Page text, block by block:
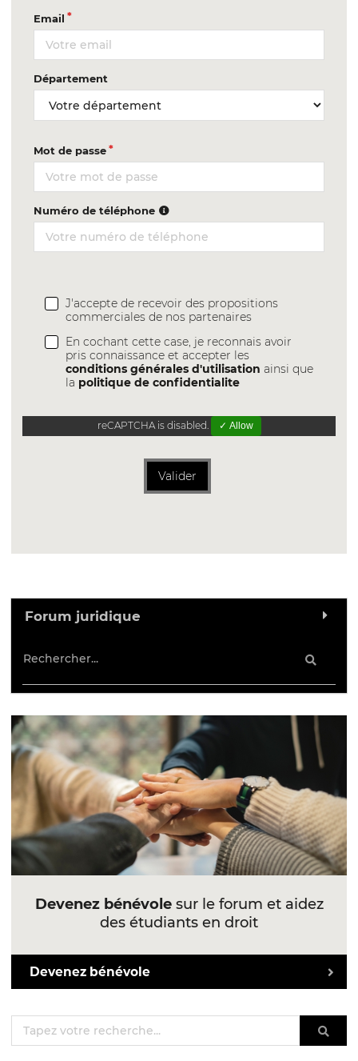
Email
Département
Mot de passe
Numéro de téléphone
J'accepte de recevoir des propositions
commerciales de nos partenaires
En cochant cette case, je reconnais avoir
pris connaissance et accepter les
conditions générales d'utilisation ainsi que
la politique de confidentialite
reCAPTCHA is disabled. ✓ Allow
Valider
Forum juridique
Devenez bénévolesur le forum et aidez
des étudiants en droit
Devenez bénévole